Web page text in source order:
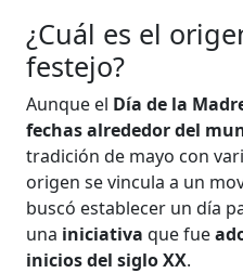
¿Cuál es el
festejo?
Aunque el Día de la
fechas alrededor del
tradición de mayo con
origen se vincula a un
buscó establecer un día
una iniciativa que fue
inicios del siglo XX.